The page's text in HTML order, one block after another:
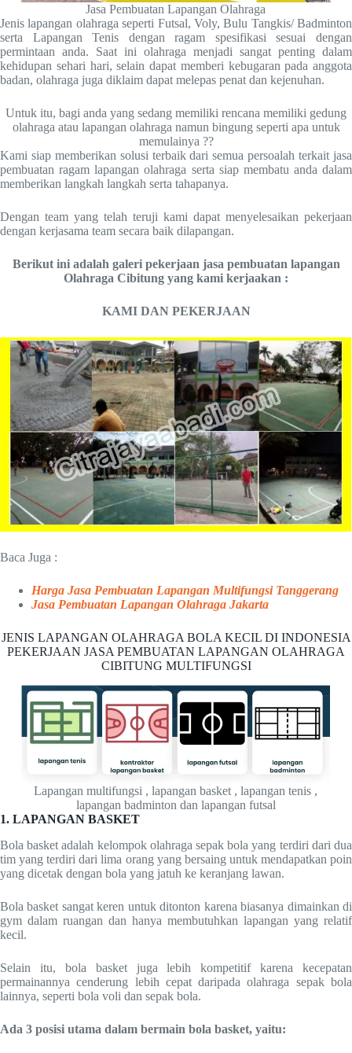
Jasa Pembuatan Lapangan Olahraga
Jenis lapangan olahraga seperti Futsal, Voly, Bulu Tangkis/ Badminton
serta Lapangan Tenis dengan ragam spesifikasi sesuai dengan
permintaan anda. Saat ini olahraga menjadi sangat penting dalam
kehidupan sehari hari, selain dapat memberi kebugaran pada anggota
badan, olahraga juga diklaim dapat melepas penat dan kejenuhan.
Untuk itu, bagi anda yang sedang memiliki rencana memiliki gedung
olahraga atau lapangan olahraga namun bingung seperti apa untuk
memulainya ??
Kami siap memberikan solusi terbaik dari semua persoalah terkait jasa
pembuatan ragam lapangan olahraga serta siap membatu anda dalam
memberikan langkah langkah serta tahapanya.
Dengan team yang telah teruji kami dapat menyelesaikan pekerjaan
dengan kerjasama team secara baik dilapangan.
Berikut ini adalah galeri pekerjaan jasa pembuatan lapangan
Olahraga Cibitung yang kami kerjaakan :
KAMI DAN PEKERJAAN
Baca Juga :
Harga Jasa Pembuatan Lapangan Multifungsi Tanggerang
Jasa Pembuatan Lapangan Olahraga Jakarta
JENIS LAPANGAN OLAHRAGA BOLA KECIL DI INDONESIA
PEKERJAAN JASA PEMBUATAN LAPANGAN OLAHRAGA
CIBITUNG MULTIFUNGSI
Lapangan multifungsi , lapangan basket , lapangan tenis ,
lapangan badminton dan lapangan futsal
1. LAPANGAN BASKET
Bola basket adalah kelompok olahraga sepak bola yang terdiri dari dua
tim yang terdiri dari lima orang yang bersaing untuk mendapatkan poin
yang dicetak dengan bola yang jatuh ke keranjang lawan.
Bola basket sangat keren untuk ditonton karena biasanya dimainkan di
gym dalam ruangan dan hanya membutuhkan lapangan yang relatif
kecil.
Selain itu, bola basket juga lebih kompetitif karena kecepatan
permainannya cenderung lebih cepat daripada olahraga sepak bola
lainnya, seperti bola voli dan sepak bola.
Ada 3 posisi utama dalam bermain bola basket, yaitu: